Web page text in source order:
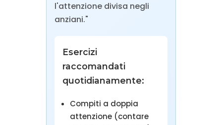
l'attenzione divisa negli
anziani."
Esercizi
raccomandati
quotidianamente:
Compiti a doppia
attenzione (contare